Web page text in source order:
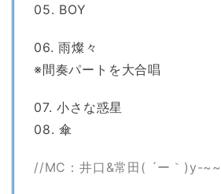
05. BOY
06. 雨燦々
※間奏パートを大合唱
07. 小さな惑星
08. 傘
//MC：井口&常田( ´ー｀)y-~~